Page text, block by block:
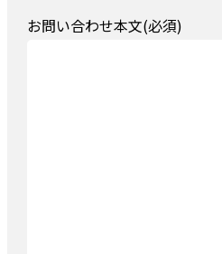
お問い合わせ本文(必須)